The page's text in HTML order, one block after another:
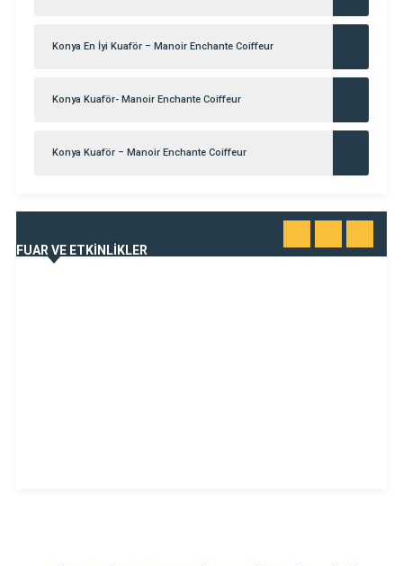
Konya En İyi Kuaför – Manoir Enchante Coiffeur
Konya Kuaför- Manoir Enchante Coiffeur
Konya Kuaför – Manoir Enchante Coiffeur
FUAR VE ETKİNLİKLER
GÖR